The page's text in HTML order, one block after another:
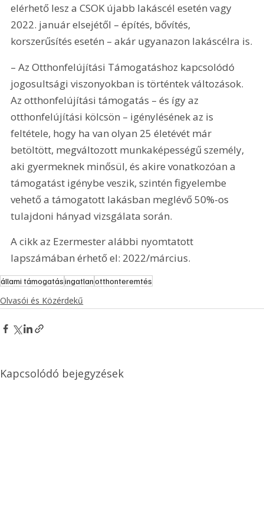
elérhető lesz a CSOK újabb lakáscél esetén vagy
2022. január elsejétől – építés, bővítés,
korszerűsítés esetén – akár ugyanazon lakáscélra is.
– Az Otthonfelújítási Támogatáshoz kapcsolódó
jogosultsági viszonyokban is történtek változások.
Az otthonfelújítási támogatás – és így az
otthonfelújítási kölcsön – igénylésének az is
feltétele, hogy ha van olyan 25 életévét már
betöltött, megváltozott munkaképességű személy,
aki gyermeknek minősül, és akire vonatkozóan a
támogatást igénybe veszik, szintén figyelembe
vehető a támogatott lakásban meglévő 50%-os
tulajdoni hányad vizsgálata során.
A cikk az Ezermester alábbi nyomtatott
lapszámában érhető el: 2022/március.
állami támogatásingatlanotthonteremtés
Olvasói és Közérdekű
Kapcsolódó bejegyzések